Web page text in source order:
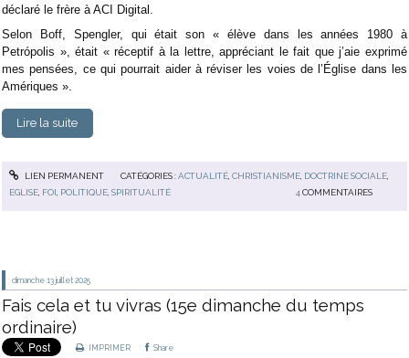
déclaré le frère à ACI Digital.
Selon Boff, Spengler, qui était son « élève dans les années 1980 à
Petrópolis », était « réceptif à la lettre, appréciant le fait que j’aie exprimé
mes pensées, ce qui pourrait aider à réviser les voies de l’Église dans les
Amériques ».
Lire la suite
LIEN PERMANENT CATÉGORIES :ACTUALITÉ, CHRISTIANISME, DOCTRINE SOCIALE,
EGLISE, FOI, POLITIQUE,SPIRITUALITÉ 4 COMMENTAIRES
dimanche 13 juillet 2025
Fais cela et tu vivras (15e dimanche du temps
ordinaire)
IMPRIMER Share